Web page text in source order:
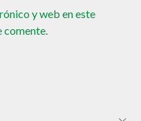
y web en este
comente.